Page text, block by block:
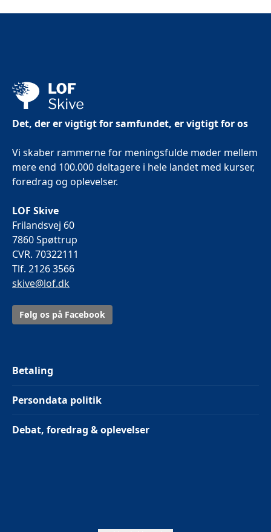
Det, der er vigtigt for samfundet, er vigtigt for os
Vi skaber rammerne for meningsfulde møder mellem
mere end 100.000 deltagere i hele landet med kurser,
foredrag og oplevelser.
LOF Skive
Frilandsvej 60
7860 Spøttrup
CVR. 70322111
Tlf. 2126 3566
skive@lof.dk
Følg os på Facebook
Betaling
Persondata politik
Debat, foredrag & oplevelser